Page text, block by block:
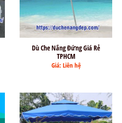
Dù Che Nắng Đứng Giá Rẻ
TPHCM
Giá: Liên hệ